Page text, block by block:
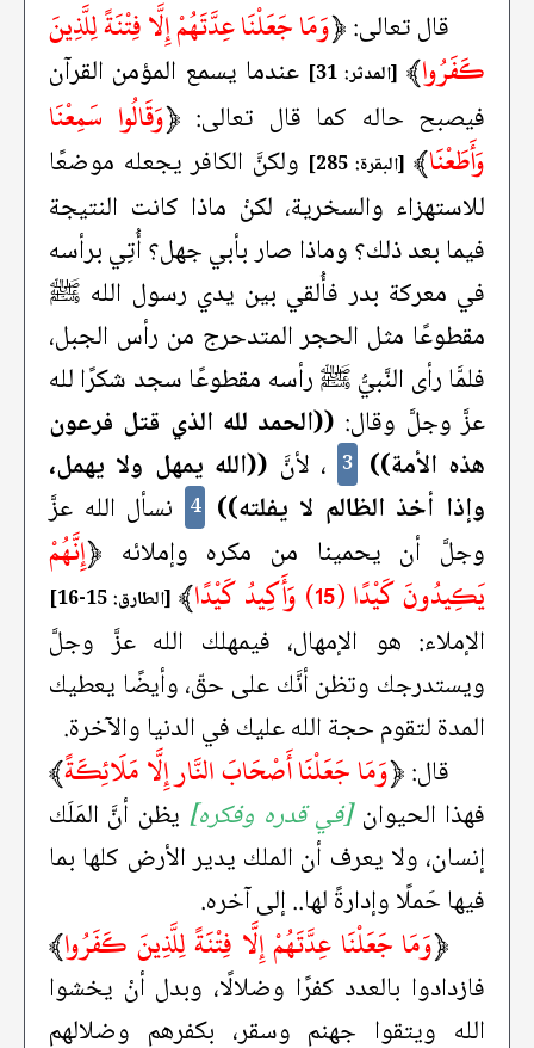
قال تعالى:﴿وَمَا جَعَلْنَا عِدَّتَهُمْ إِلَّا فِتْنَةً لِلَّذِينَ
كَفَرُوا﴾ [المدثر: 31]
عندما يسمع المؤمن القرآن
فيصبح حاله كما قال تعالى: ﴿وَقَالُوا سَمِعْنَا
وَأَطَعْنَا﴾ [البقرة: 285]
ولكنَّ الكافر يجعله موضعًا
للاستهزاء والسخرية، لكنْ ماذا كانت النتيجة
فيما بعد ذلك؟ وماذا صار بأبي جهل؟ أُتِي برأسه
في معركة بدر فأُلقي بين يدي رسول الله ﷺ
مقطوعًا مثل الحجر المتدحرج من رأس الجبل،
فلمَّا رأى النَّبيُّ ﷺ رأسه مقطوعًا سجد شكرًا لله
عزَّ وجلَّ وقال: ((الحمد لله الذي قتل فرعون
هذه الأمة)) 3 ، لأنَّ ((الله يمهل ولا يهمل،
وإذا أخذ الظالم لا يفلته)) 4 نسأل الله عزَّ
وجلَّ أن يحمينا من مكره وإملائه ﴿إِنَّهُمْ
يَكِيدُونَ كَيْدًا (15) وَأَكِيدُ كَيْدًا
﴾ [الطارق: 15-16]
الإملاء: هو الإمهال، فيمهلك الله عزَّ وجلَّ
ويستدرجك وتظن أنَّك على حقّ، وأيضًا يعطيك
المدة لتقوم حجة الله عليك في الدنيا والآخرة.
قال:﴿وَمَا جَعَلْنَا أَصْحَابَ النَّار إِلَّا مَلَائِكَةً﴾
فهذا الحيوان[في قدره وفكره] يظن أنَّ المَلَك
إنسان، ولا يعرف أن الملك يدير الأرض كلها بما
فيها حَملًا وإدارةً لها.. إلى آخره.
﴿وَمَا جَعَلْنَا عِدَّتَهُمْ إِلَّا فِتْنَةً لِلَّذِينَ كَفَرُوا﴾
فازدادوا بالعدد كفرًا وضلالًا، وبدل أنْ يخشوا
الله ويتقوا جهنم وسقر، بكفرهم وضلالهم